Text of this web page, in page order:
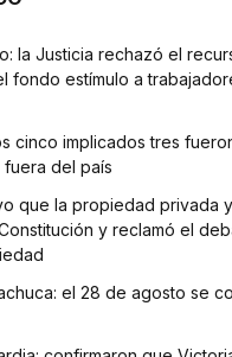
la Justicia rechazó el
fondo estímulo a
cinco implicados tres
del país
que la propiedad privada
y reclamó el
el 28 de agosto se